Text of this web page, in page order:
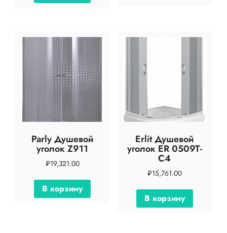
Parly Душевой
уголок Z911
₽19,321.00
В корзину
Erlit Душевой
уголок ER 0509T-
C4
₽15,761.00
В корзину